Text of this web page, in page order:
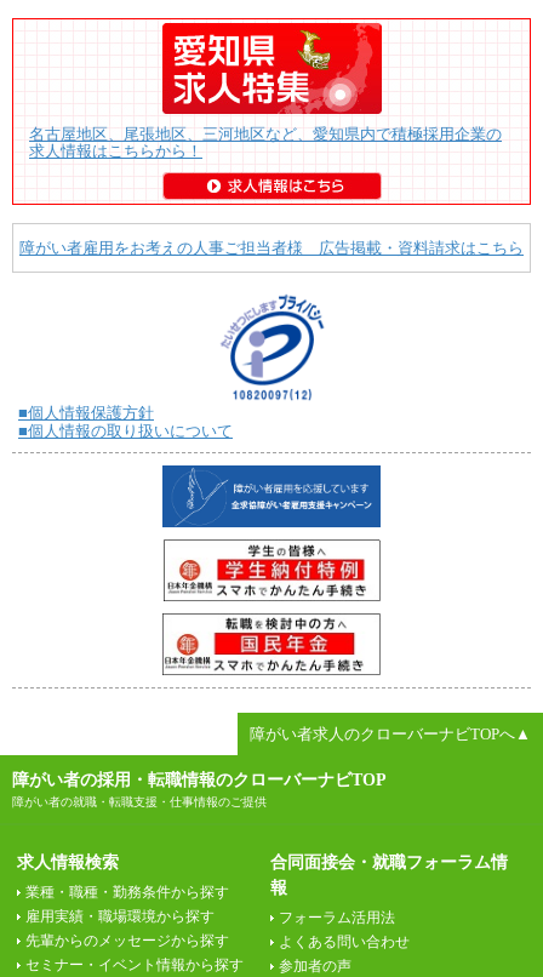
名古屋地区、尾張地区、三河地区など、愛知県内で積極採用企業の
求人情報はこちらから！
障がい者雇用をお考えの人事ご担当者様 広告掲載・資料請求はこちら
■個人情報保護方針
■個人情報の取り扱いについて
障がい者求人のクローバーナビTOPへ▲
障がい者の採用・転職情報のクローバーナビTOP
障がい者の就職・転職支援・仕事情報のご提供
求人情報検索
業種・職種・勤務条件から探す
雇用実績・職場環境から探す
先輩からのメッセージから探す
セミナー・イベント情報から探す
合同面接会・就職フォーラム情
報
フォーラム活用法
よくある問い合わせ
参加者の声